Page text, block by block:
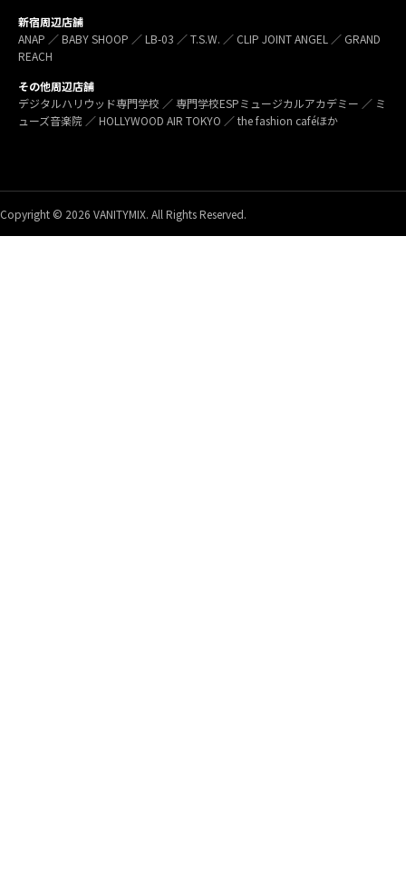
新宿周辺店舗
ANAP ／ BABY SHOOP ／ LB-03 ／ T.S.W. ／ CLIP JOINT ANGEL ／ GRAND
REACH
その他周辺店舗
デジタルハリウッド専門学校 ／ 専門学校ESPミュージカルアカデミー ／ ミ
ューズ音楽院 ／ HOLLYWOOD AIR TOKYO ／ the fashion caféほか
Copyright © 2026 VANITYMIX. All Rights Reserved.